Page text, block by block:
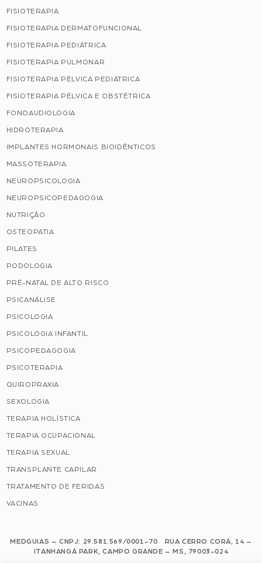
FISIOTERAPIA
FISIOTERAPIA DERMATOFUNCIONAL
FISIOTERAPIA PEDIÁTRICA
FISIOTERAPIA PULMONAR
FISIOTERAPIA PÉLVICA PEDIÁTRICA
FISIOTERAPIA PÉLVICA E OBSTÉTRICA
FONOAUDIOLOGIA
HIDROTERAPIA
IMPLANTES HORMONAIS BIOIDÊNTICOS
MASSOTERAPIA
NEUROPSICOLOGIA
NEUROPSICOPEDAGOGIA
NUTRIÇÃO
OSTEOPATIA
PILATES
PODOLOGIA
PRÉ-NATAL DE ALTO RISCO
PSICANÁLISE
PSICOLOGIA
PSICOLOGIA INFANTIL
PSICOPEDAGOGIA
PSICOTERAPIA
QUIROPRAXIA
SEXOLOGIA
TERAPIA HOLÍSTICA
TERAPIA OCUPACIONAL
TERAPIA SEXUAL
TRANSPLANTE CAPILAR
TRATAMENTO DE FERIDAS
VACINAS
MEDGUIAS – CNPJ: 29.581.569/0001-70 RUA CERRO CORÁ, 14 –
ITANHANGÁ PARK, CAMPO GRANDE – MS, 79003-024